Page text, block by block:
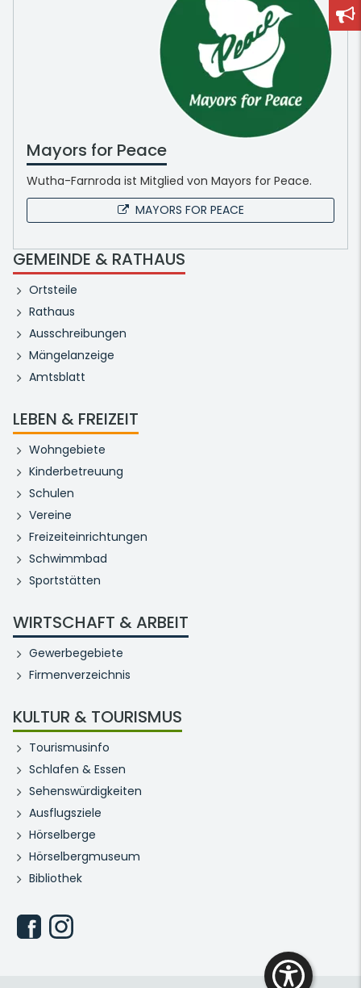
Mayors for Peace
Wutha-Farnroda ist Mitglied von Mayors for Peace.
MAYORS FOR PEACE
GEMEINDE & RATHAUS
Ortsteile
Rathaus
Ausschreibungen
Mängelanzeige
Amtsblatt
LEBEN & FREIZEIT
Wohngebiete
Kinderbetreuung
Schulen
Vereine
Freizeiteinrichtungen
Schwimmbad
Sportstätten
WIRTSCHAFT & ARBEIT
Gewerbegebiete
Firmenverzeichnis
KULTUR & TOURISMUS
Tourismusinfo
Schlafen & Essen
Sehenswürdigkeiten
Ausflugsziele
Hörselberge
Hörselbergmuseum
Bibliothek